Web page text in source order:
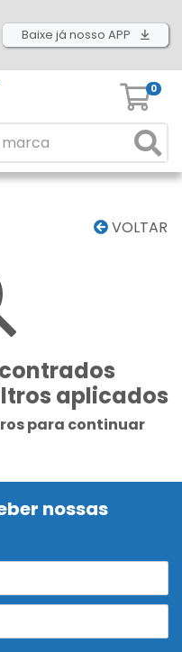
Baixe já nosso APP
0
VOLTAR
aplicados
para continuar
nossas